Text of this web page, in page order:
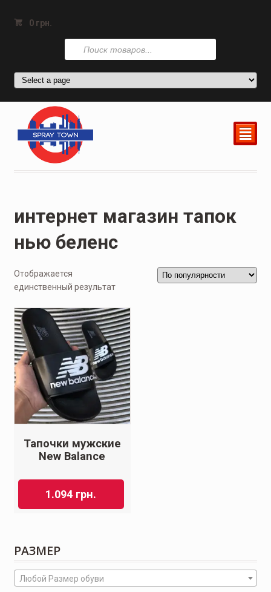
0 грн.
Поиск
товаров
²
интернет магазин тапок
нью беленс
Отображается
единственный результат
Тапочки мужские
New Balance
1.094 грн.
РАЗМЕР
Любой Размер обуви